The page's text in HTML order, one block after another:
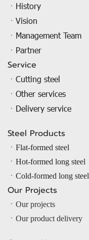
ㆍHistory
ㆍVision
ㆍManagement Team
ㆍPartner
Service
ㆍCutting steel
ㆍOther services
ㆍDelivery service
Steel Products
ㆍ Flat-formed steel
ㆍ Hot-formed long steel
ㆍ Cold-formed long steel
Our Projects
ㆍOur projects
ㆍOur product delivery